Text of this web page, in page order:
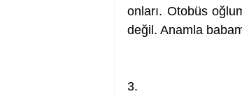
onları. Otobüs
değil. Anamla
3.